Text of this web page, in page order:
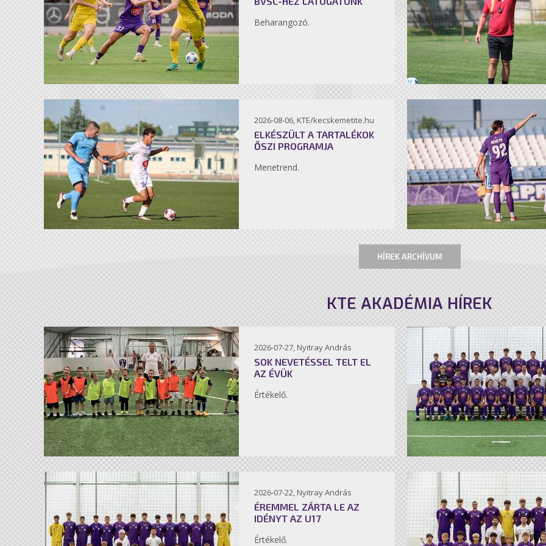
Beharangozó.
2026-08-06, KTE/kecskemetite.hu
ELKÉSZÜLT A TARTALÉKOK
ŐSZI PROGRAMJA
Menetrend.
HÍREK ARCHÍVUM
KTE AKADÉMIA HÍREK
2026-07-27, Nyitray András
SOK NEVETÉSSEL TELT EL
AZ ÉVÜK
Értékelő.
2026-07-22, Nyitray András
ÉREMMEL ZÁRTA LE AZ
IDÉNYT AZ U17
Értékelő.